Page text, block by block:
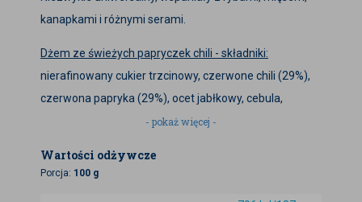
kanapkami i różnymi serami.
Dżem ze świeżych papryczek chili - składniki:
nierafinowany cukier trzcinowy, czerwone chili (29%),
czerwona papryka (29%), ocet jabłkowy, cebula,
czosnek, zagęszczony sok cytrynowy, sól morska.
Produkt bezglutenowy.
- pokaż więcej -
Wartości odżywcze
Porcja: 100 g